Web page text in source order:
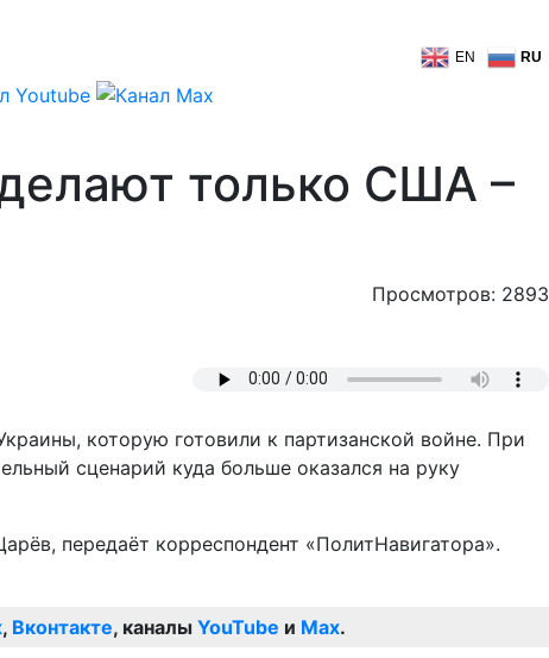
EN RU
только США –
Просмотров: 2893
которую готовили к партизанской войне. При
сценарий куда больше оказался на руку
передаёт корреспондент «ПолитНавигатора».
, Вконтакте, каналы YouTube и Max.